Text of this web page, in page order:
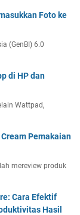
Foto ke
(GenBI) 6.0
di HP dan
Wattpad,
Pemakaian
mereview produk
Cara Efektif
Hasil